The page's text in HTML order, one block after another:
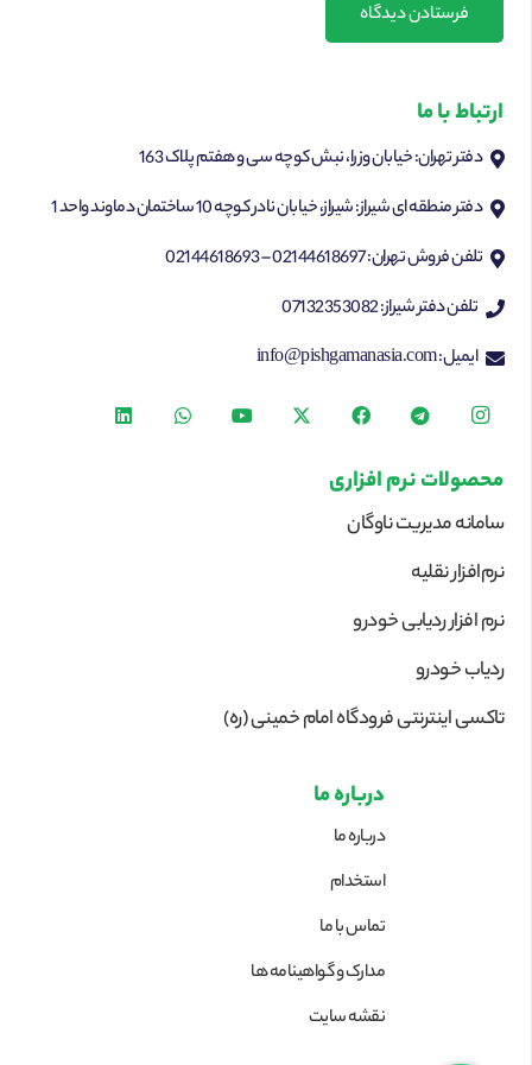
فرستادن دیدگاه
ارتباط با ما
دفتر تهران: خیابان وزرا، نبش کوچه سی و هفتم پلاک 163
دفتر منطقه ای شیراز: شیراز، خیابان نادر کوچه 10 ساختمان دماوند واحد 1
تلفن فروش تهران: 02144618697 – 02144618693
تلفن دفتر شیراز: 07132353082
ایمیل: info@pishgamanasia.com
محصولات نرم افزاری
سامانه مدیریت ناوگان
نرم‌افزار نقلیه
نرم افزار ردیابی خودرو
ردیاب خودرو
تاکسی اینترنتی فرودگاه امام خمینی (ره)
درباره ما
درباره ما
استخدام
تماس با ما
مدارک و گواهینامه ها
نقشه سایت